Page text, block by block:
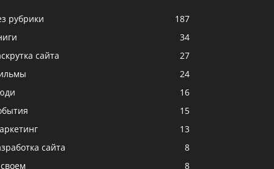
рубрики
187
34
сайта
27
24
16
15
13
сайта
8
8